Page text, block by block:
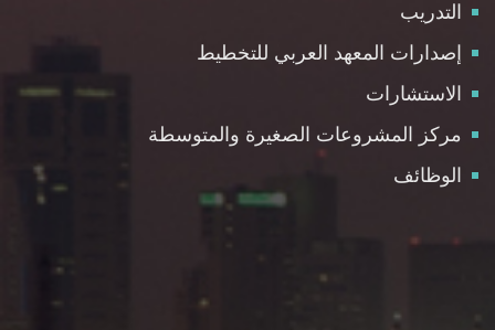
التدريب
إصدارات المعهد العربي للتخطيط
الاستشارات
مركز المشروعات الصغيرة والمتوسطة
الوظائف